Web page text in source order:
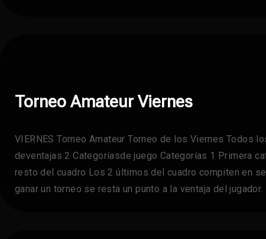
Torneo Amateur Viernes
VIERNES Torneo Amateur Torneo de los Viernes Todos
deventajas 2 Categoríasde juego Categorías 1 Primera
resto del cuadro Los 2 últimos del cuadro compiten en
ganar un torneo se resta un punto a la ventaja del